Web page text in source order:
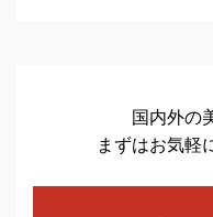
国内外の
まずはお気軽